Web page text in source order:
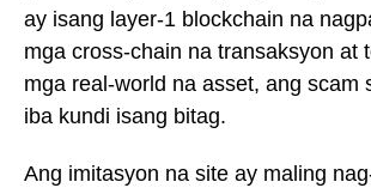
ay isang layer-1 blockchain na
mga cross-chain na transaksyon at
mga real-world na asset, ang scam
iba kundi isang bitag.
Ang imitasyon na site ay maling